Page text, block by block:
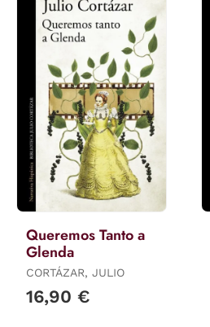
Queremos Tanto a
Glenda
CORTÁZAR, JULIO
16,90 €